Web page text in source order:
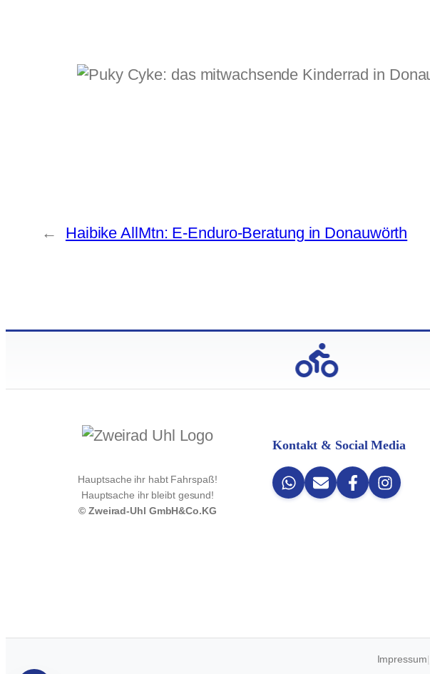
← Haibike AllMtn: E-Enduro-Beratung in Donauwörth
Hauptsache ihr habt Fahrspaß!
Hauptsache ihr bleibt gesund!
© Zweirad-Uhl GmbH&Co.KG
Kontakt & Social Media
Impressum|